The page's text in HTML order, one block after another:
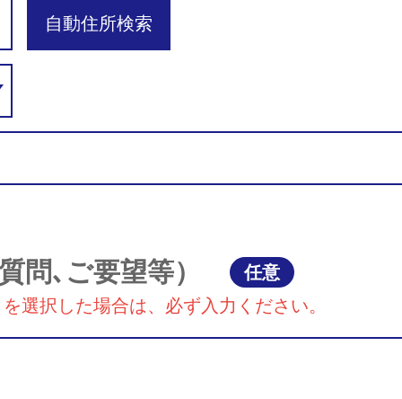
自動住所検索
問､ご要望等）
任意
選択した場合は、必ず入力ください。